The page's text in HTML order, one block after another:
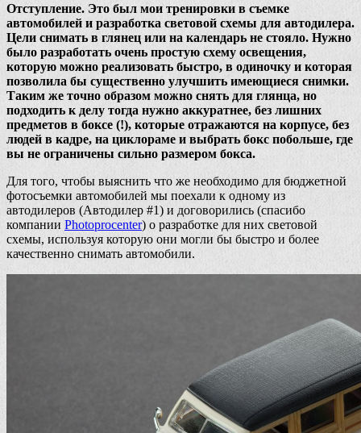
Отступление. Это был мои тренировки в съемке
автомобилей и разработка световой схемы для автодилера.
Цели снимать в глянец или на календарь не стояло. Нужно
было разработать очень простую схему освещения,
которую можно реализовать быстро, в одиночку и которая
позволила бы существенно улучшить имеющиеся снимки.
Таким же точно образом можно снять для глянца, но
подходить к делу тогда нужно аккуратнее, без лишних
предметов в боксе (!), которые отражаются на корпусе, без
людей в кадре, на циклораме и выбрать бокс побольше, где
вы не ограничены сильно размером бокса.
Для того, чтобы выяснить что же необходимо для бюджетной
фотосъемки автомобилей мы поехали к одному из
автодилеров (Автодилер #1) и договорились (спасибо
компании Photoprocenter) о разработке для них световой
схемы, используя которую они могли бы быстро и более
качественно снимать автомобили.